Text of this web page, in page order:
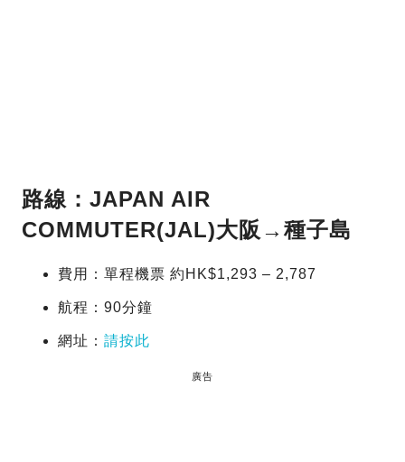
路線：JAPAN AIR
COMMUTER(JAL)大阪→種子島
費用：單程機票 約HK$1,293 – 2,787
航程：90分鐘
網址： 請按此
廣告